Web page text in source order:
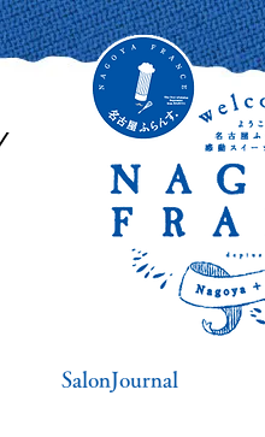
SalonJournal